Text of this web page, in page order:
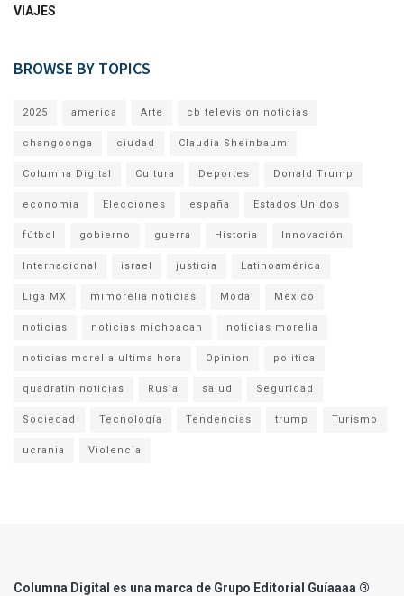
VIAJES
BROWSE BY TOPICS
2025 america Arte cb television noticias
changoonga ciudad Claudia Sheinbaum
Columna Digital Cultura Deportes Donald Trump
economia Elecciones españa Estados Unidos
fútbol gobierno guerra Historia Innovación
Internacional israel justicia Latinoamérica
Liga MX mimorelia noticias Moda México
noticias noticias michoacan noticias morelia
noticias morelia ultima hora Opinion politica
quadratin noticias Rusia salud Seguridad
Sociedad Tecnología Tendencias trump Turismo
ucrania Violencia
Columna Digital es una marca de Grupo Editorial Guíaaaa ®